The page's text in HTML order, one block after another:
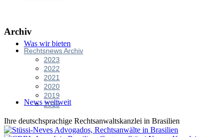
Was wir bieten
News weltweit
Archiv
Rechtsnews Archiv
2023
2022
2021
2020
2019
2018
Ihre deutschsprachige Rechtsanwaltskanzlei in Brasilien